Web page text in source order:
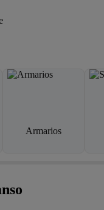
Armarios